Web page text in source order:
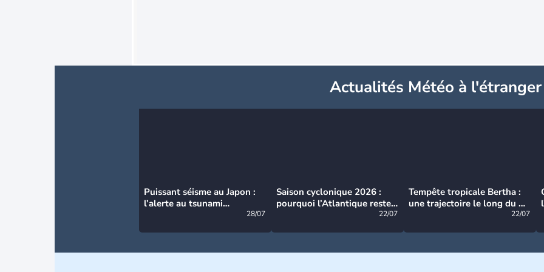
Actualités Météo à l'étranger
Puissant séisme au Japon :
l’alerte au tsunami
28/07
Saison cyclonique 2026 :
pourquoi l’Atlantique reste
22/07
Tempête tropicale Bertha :
une trajectoire le long du du
22/07